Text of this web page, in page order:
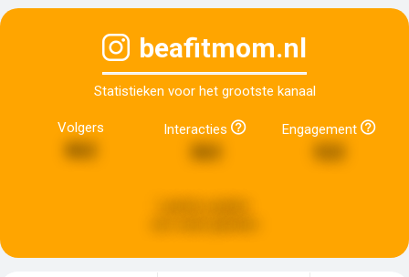
beafitmom.nl
Statistieken voor het grootste kanaal
Volgers
862
Interacties
363
Engagement